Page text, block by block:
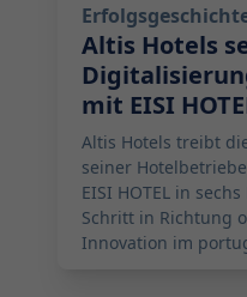
Altis Hotels
mit EISI
Altis Hotels treibt
seiner
EISI HOTEL in
Schritt in Richtung
Innovation im